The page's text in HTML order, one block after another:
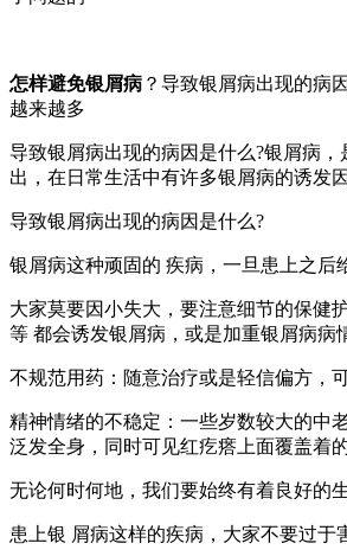
怎样避免银屑病 ？导致银屑病出现的病
越来越多
导致银屑病出现的病因是什么?银屑病
出，在日常生活中有许多银屑病的诱发
导致银屑病出现的病因是什么?
银屑病这种顽固的 疾病，一旦患上之后
大家莫要因小失大，要注意细节的保健
等 都会诱发银屑病，或是加重银屑病病
不规范用药：随意治疗或是轻信偏方，
精神情绪的不稳定：一些岁数较大的中
泛发全身，同时可见红疙瘩上面覆盖着
无论何时何地，我们要始终有着良好的
患上银 屑病这样的疾病，大家不要过于